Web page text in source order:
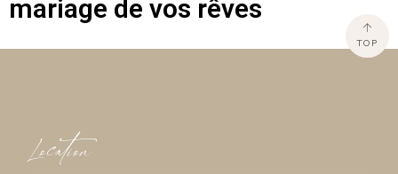
mariage de vos rêves
Location
TOP